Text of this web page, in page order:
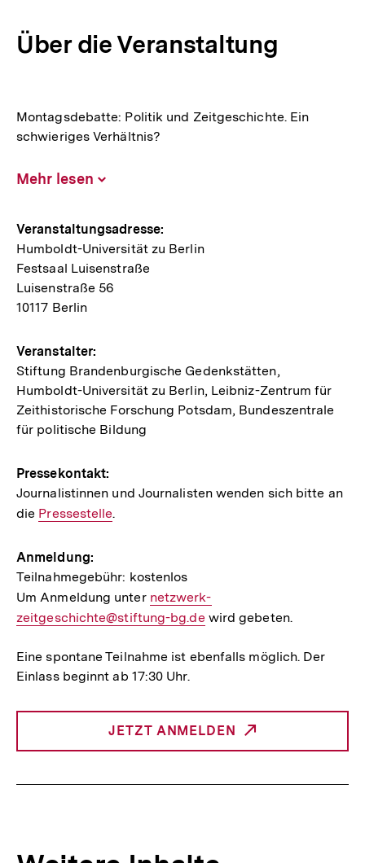
Über die Veranstaltung
Montagsdebatte: Politik und Zeitgeschichte. Ein
schwieriges Verhältnis?
Mehr lesen
Hinweise
zur
Veranstaltung
Veranstaltungsadresse:
Humboldt-Universität zu Berlin
Festsaal Luisenstraße
Luisenstraße 56
10117 Berlin
Veranstalter:
Stiftung Brandenburgische Gedenkstätten,
Humboldt-Universität zu Berlin, Leibniz-Zentrum für
Zeithistorische Forschung Potsdam, Bundeszentrale
für politische Bildung
Pressekontakt:
Journalistinnen und Journalisten wenden sich bitte an
die Interner
Pressestelle.
Anmeldung:
Teilnahmegebühr: kostenlos
Um Anmeldung unter E-
Mail
netzwerk-
zeitgeschichte@stiftung-bg.de wird gebeten.
Eine spontane Teilnahme ist ebenfalls möglich. Der
Einlass beginnt ab 17:30 Uhr.
INTERNER
JETZT ANMELDEN